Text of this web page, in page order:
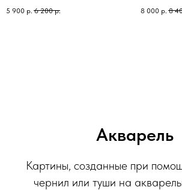
5 900 р. 6 200 р. 8 000 р. 8
Акварель
Картины, созданные при
чернил или туши на